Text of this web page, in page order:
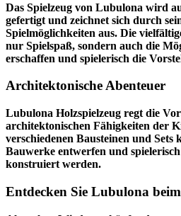
Das Spielzeug von Lubulona wird
gefertigt und zeichnet sich durch
Spielmöglichkeiten aus. Die
nur Spielspaß, sondern auch die
erschaffen und spielerisch die
Architektonische Abenteuer
Lubulona Holzspielzeug regt die
architektonischen Fähigkeiten der
verschiedenen Bausteinen und Sets
Bauwerke entwerfen und
konstruiert werden.
Entdecken Sie Lubulona